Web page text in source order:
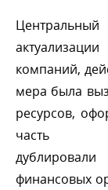
компаний,
мера была
ресурсов,
часть
финансовых